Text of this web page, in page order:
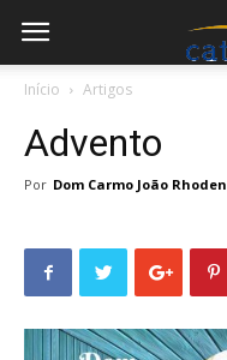
Início Artigos
Advento
Por Dom Carmo João Rhoden